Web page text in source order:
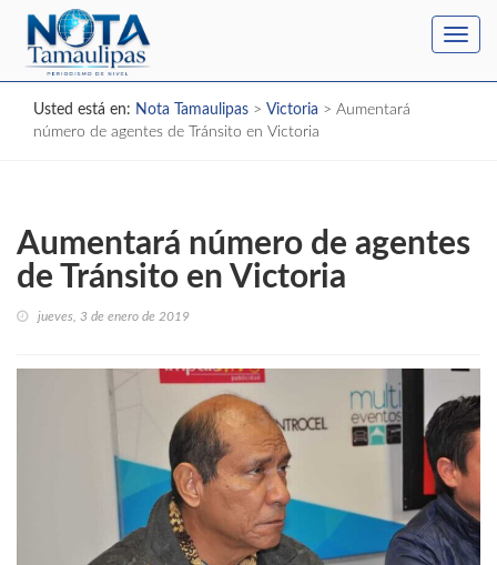
Usted está en: Nota Tamaulipas > Victoria > Aumentará
número de agentes de Tránsito en Victoria
Aumentará número de agentes
de Tránsito en Victoria
jueves, 3 de enero de 2019